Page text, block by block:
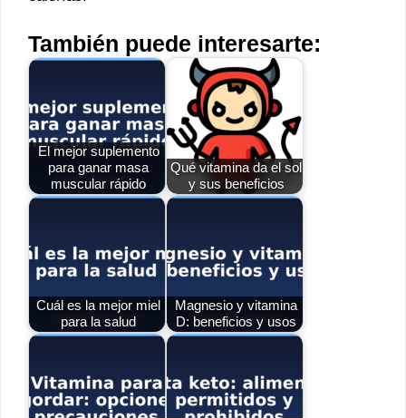
También puede interesarte:
El mejor suplemento
para ganar masa
muscular rápido
Qué vitamina da el sol
y sus beneficios
Cuál es la mejor miel
para la salud
Magnesio y vitamina
D: beneficios y usos